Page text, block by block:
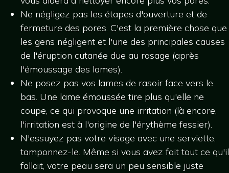
Ne négligez pas les étapes d'ouverture et de
fermeture des pores. C'est la première chose que
les gens négligent et l'une des principales causes
de l'éruption cutanée due au rasage (après
l'émoussage des lames).
Ne posez pas vos lames de rasoir face vers le
bas. Une lame émoussée tire plus qu'elle ne
coupe, ce qui provoque une irritation (là encore,
l'irritation est à l'origine de l'érythème fessier).
N'essuyez pas votre visage avec une serviette,
tamponnez-le. Même si vous avez fait tout ce qu'il
fallait, votre peau sera un peu sensible juste